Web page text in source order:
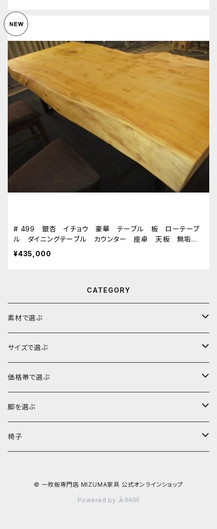
# 499 銀杏 イチョウ 豪華 テーブル 板 ローテーブ
ル ダイニングテーブル カウンター 座卓 天板 無垢
一枚板
¥435,000
CATEGORY
素材で選ぶ
ブビンガ
ウォールナット
モンキーポッド
楠（クス）
サイズで選ぶ
～140cm
～160cm
～180cm
価格帯で選ぶ
～10万円
～15万円
脚を選ぶ
ロータイプ（座卓・リビングテーブル・ソファテーブル）
椅子
© 一枚板専門店 MIZUMA家具 公式オンラインショップ
Powered by